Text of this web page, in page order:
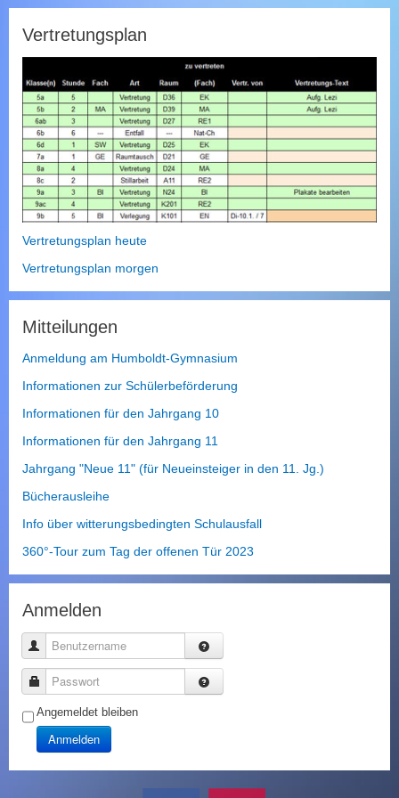
e
d
r
c
h
s
u
c
h
e
Vertretungsplan
Vertretungsplan heute
Vertretungsplan morgen
Mitteilungen
Anmeldung am Humboldt-Gymnasium
Informationen zur Schülerbeförderung
Informationen für den Jahrgang 10
Informationen für den Jahrgang 11
Jahrgang "Neue 11" (für Neueinsteiger in den 11. Jg.)
Bücherausleihe
Info über witterungsbedingten Schulausfall
360°-Tour zum Tag der offenen Tür 2023
Anmelden
Benutzername
Passwort
Angemeldet bleiben
Anmelden